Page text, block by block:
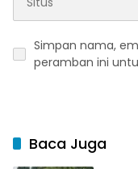
Simpan nama,
peramban ini
Baca Juga